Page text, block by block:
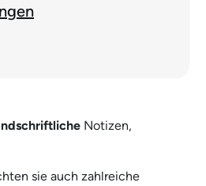
Notizen,
sie auch zahlreiche